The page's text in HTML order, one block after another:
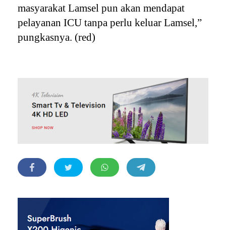
masyarakat Lamsel pun akan mendapat
pelayanan ICU tanpa perlu keluar Lamsel,”
pungkasnya. (red)